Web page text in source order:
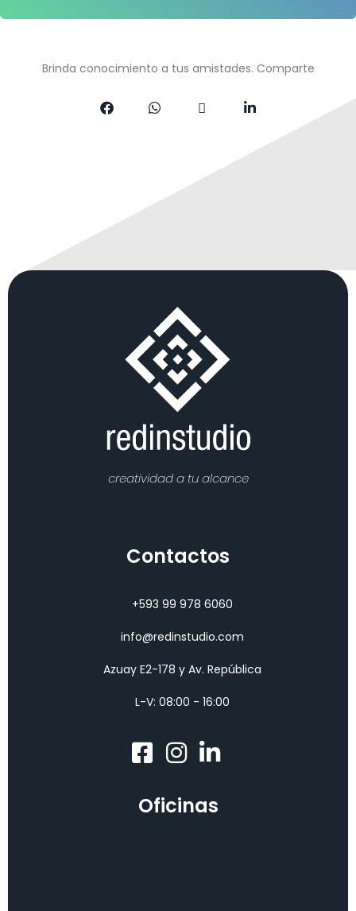
Brinda conocimiento a tus amistades. Comparte
creatividad a tu alcance
Contactos
+593 99 978 6060
info@redinstudio.com
Azuay E2-178 y Av. República
L-V: 08:00 - 16:00
Oficinas